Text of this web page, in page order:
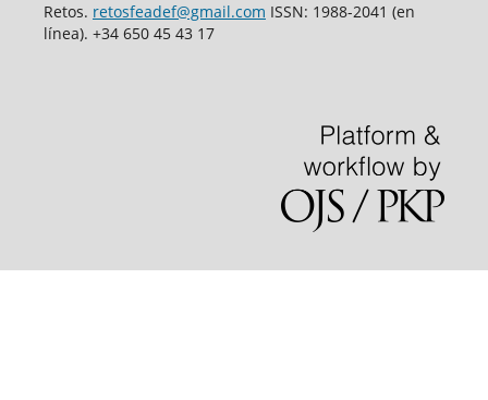
Retos. retosfeadef@gmail.com ISSN: 1988-2041 (en
línea). +34 650 45 43 17